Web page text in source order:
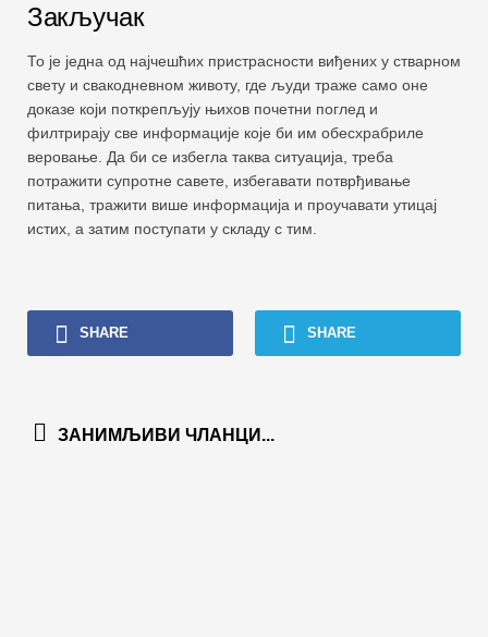
Закључак
То је једна од најчешћих пристрасности виђених у стварном
свету и свакодневном животу, где људи траже само оне
доказе који поткрепљују њихов почетни поглед и
филтрирају све информације које би им обесхрабриле
веровање. Да би се избегла таква ситуација, треба
потражити супротне савете, избегавати потврђивање
питања, тражити више информација и проучавати утицај
истих, а затим поступати у складу с тим.
SHARE SHARE
ЗАНИМЉИВИ ЧЛАНЦИ...